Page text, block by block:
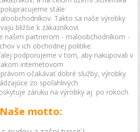
stále
Takto sa naše výrobky
bližšie k zákazníkovi.
našim partnerom - maloobchodníkom -
v ich obchodnej politike.
podporujeme v tom, aby nakupovali v
internetovom
očakávať dobré služby, výrobky
zo spoľahlivých
záruku na výrobky aj po rokoch.
Naše motto: